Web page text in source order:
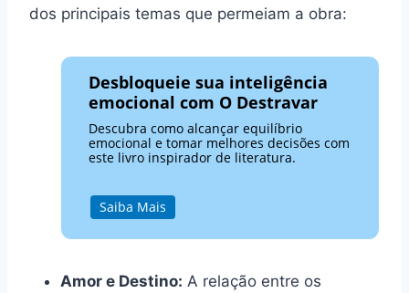
dos principais temas que permeiam a obra:
Desbloqueie sua inteligência
emocional com O Destravar
Descubra como alcançar equilíbrio
emocional e tomar melhores decisões com
este livro inspirador de literatura.
Saiba Mais
Amor e Destino: A relação entre os